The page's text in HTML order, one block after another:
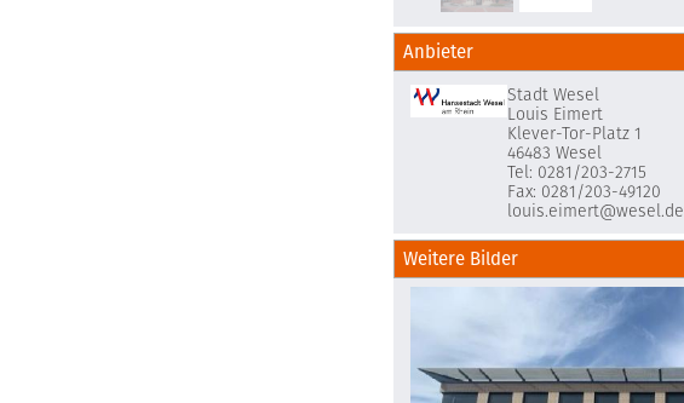
Anbieter
Stadt Wesel
Louis Eimert
Klever-Tor-Platz 1
46483 Wesel
Tel: 0281/203-2715
Fax: 0281/203-49120
louis.eimert@wesel.de
Weitere Bilder